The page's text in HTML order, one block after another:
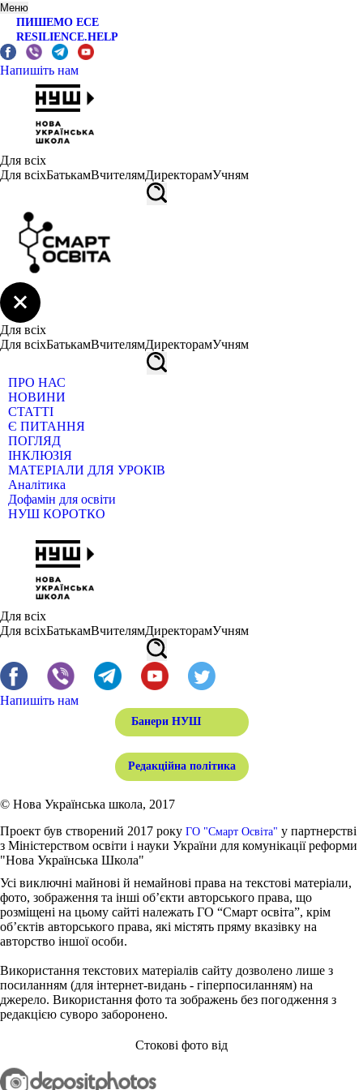
Меню
ПИШЕМО ЕСЕ
RESILIENCE.HELP
Напишіть нам
Для всіх
Для всіхБатькамВчителямДиректорамУчням
Для всіх
Для всіхБатькамВчителямДиректорамУчням
ПРО НАС
НОВИНИ
СТАТТІ
Є ПИТАННЯ
ПОГЛЯД
ІНКЛЮЗІЯ
МАТЕРІАЛИ ДЛЯ УРОКІВ
Аналітика
Дофамін для освіти
НУШ КОРОТКО
Для всіх
Для всіхБатькамВчителямДиректорамУчням
Напишіть нам
Банери НУШ
Редакційна політика
© Нова Українська школа, 2017
Проект був створений 2017 року ГО "Смарт Освіта" у партнерстві
з Міністерством освіти і науки України для комунікації реформи
"Нова Українська Школа"
Усі виключні майнові й немайнові права на текстові матеріали,
фото, зображення та інші об’єкти авторського права, що
розміщені на цьому сайті належать ГО “Смарт освіта”, крім
об’єктів авторського права, які містять пряму вказівку на
авторство іншої особи.
Використання текстових матеріалів сайту дозволено лише з
посиланням (для інтернет-видань - гіперпосиланням) на
джерело. Використання фото та зображень без погодження з
редакцією суворо заборонено.
Стокові фото від